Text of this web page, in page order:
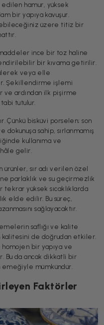
edilen hamur, yüksek
bir yapıya kavuşur.
üzere titiz bir
ince bir toz haline
bir kıvama getirilir.
veya elle
Şekillendirme işlemi
ve ardından ilk pişirme
tutulur.
Çünkü bisküvi porselen; son
sahip, sırlanmamış
kullanıma ve
gelir.
sır adı verilen özel
parlaklık ve su geçirmezlik
tekrar yüksek sıcaklıklarda
elde edilir. Bu süreç,
sağlayacaktır.
saflığı ve kalite
kalitesini de doğrudan etkiler.
bir yapıya ve
Bu da ancak dikkatli bir
mümkündür.
Faktörler